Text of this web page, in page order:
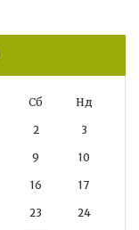
Сб Нд
2 3
9 10
16 17
23 24